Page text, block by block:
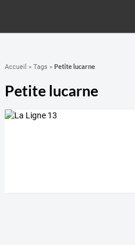
Accueil » Tags » Petite lucarne
Petite lucarne